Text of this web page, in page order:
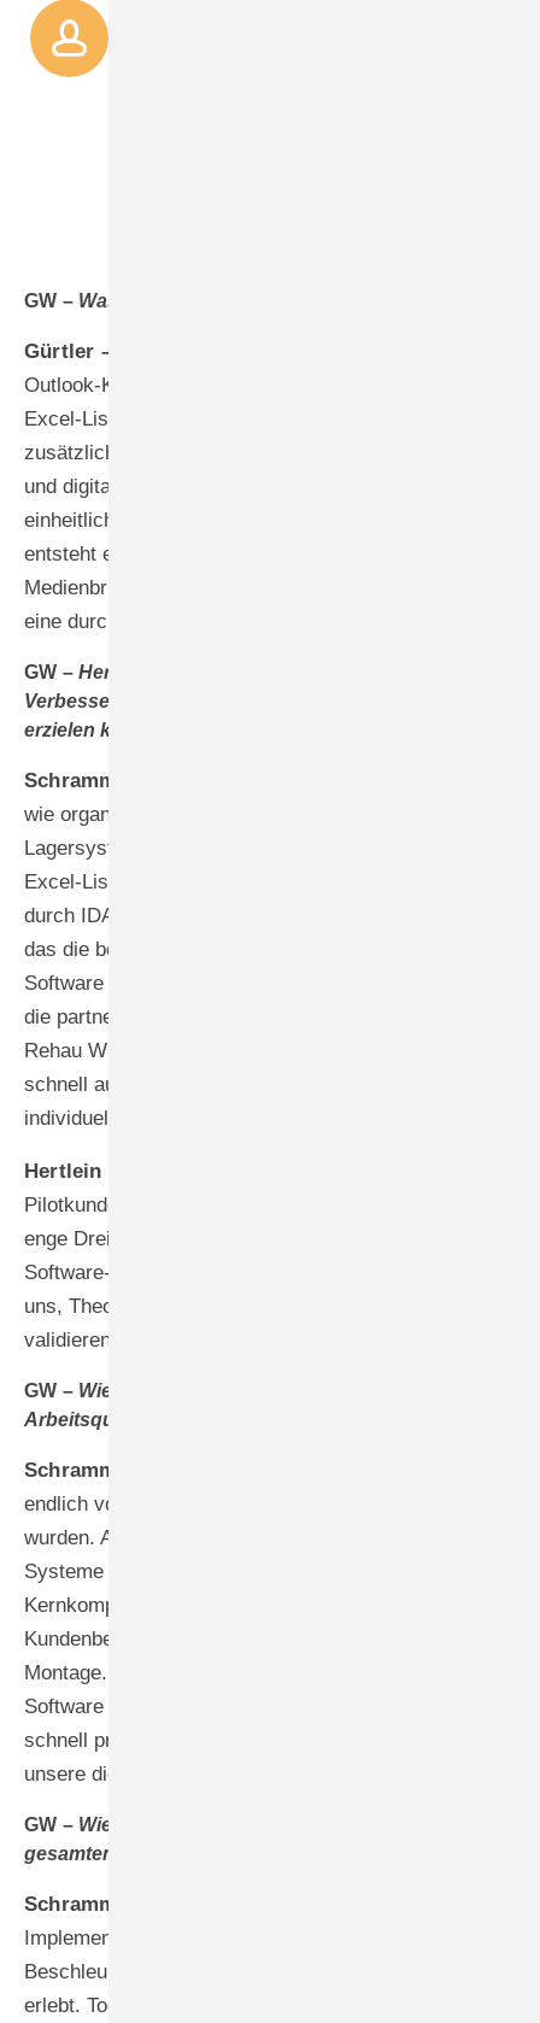
GW –Was bedeutet das für den Kunden?
Gürtler –
Outlook-Kalender geplant, Fenster-Monteure über
Excel-Listen organisiert – oft ergänzt durch
zusätzliche Karten an der Bürowand. Diese analogen
und digitalen Insellösungen sind mit IDA in einem
einheitlichen System zusammengeführt. Dadurch
entsteht eine nahtlose Prozesskette ohne
Medienbrüche, was Doppeleingaben eliminiert und
eine durchgängige Datentransparenz schafft.
GW –Herr Schramm, haben Sie messbare
Verbesserungen durch das integrierte ERP-System
erzielen können?
Schramm –
wie organisiert und geordnet jetzt alles durch das
Lagersystem ist. Früher arbeiteten wir mit zahlreichen
Excel-Listen und isolierten Insellösungen, die nun
durch IDA ersetzt wurden. Aus struktureller Sicht ist
das die beste Investition, die wir seit langem in
Software getätigt haben. Besonders schätzen wir auch
die partnerschaftliche Zusammenarbeit: Idalabs und
Rehau Window Solutions reagieren außerordentlich
schnell auf unsere Anforderungen und setzen
individuelle Programmierungen zeitnah um.
Hertlein –
Pilotkunde in der Entwicklung eingebunden. Diese
enge Dreiecks-Kooperation zwischen Systemanbieter,
Software-Entwickler und Praxispartner ermöglichte es
uns, Theorie und Praxis parallel zu entwickeln und zu
validieren.
GW –Wie wirkt sich die Digitalisierung auf die
Arbeitsqualität Ihrer Mitarbeiter aus?
Schramm –
endlich von zeitraubenden Routinetätigkeiten befreit
wurden. Anstatt Daten redundant in verschiedene
Systeme einzugeben, können sie sich auf ihre
Kernkompetenzen konzentrieren: qualifizierte
Kundenberatung, präzise Fertigung und professionelle
Montage. Die intuitive Benutzerführung der IDA-
Software ermöglicht es auch neuen Mitarbeitern,
schnell produktiv zu werden und sich nahtlos in
unsere digitalisierten Arbeitsabläufe zu integrieren.
GW –Wie hat sich die Entwicklung auf Ihren
gesamten Digitalisierungsgrad ausgewirkt?
Schramm –
Implementierungen haben wir eine deutliche
Beschleunigung unserer digitalen Transformation
erlebt. Tools wie Miro Board für die strategische